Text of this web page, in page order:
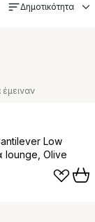
Δημοτικότητα
Low
lounge, Olive